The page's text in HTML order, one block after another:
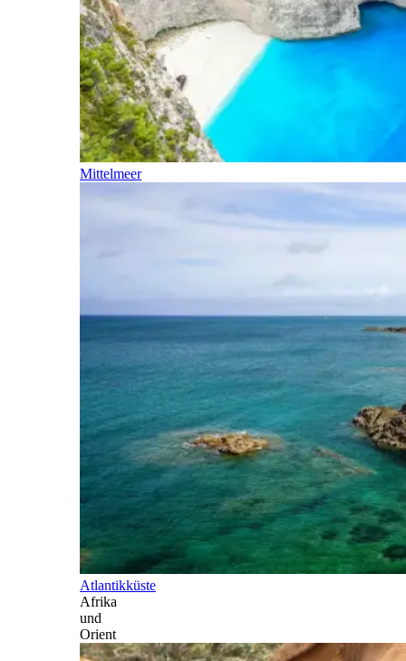
Mittelmeer
Atlantikküste
Afrika
und
Orient